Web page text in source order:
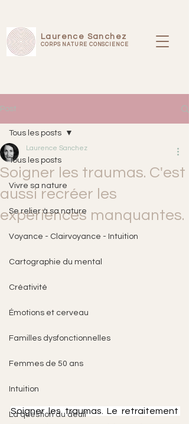
Laurence Sanchez
CORPS NATURE CONSCIENCE
Post
Tous les posts
Vivre sa nature
Se relier à sa nature
Voyance - Clairvoyance - Intuition
Cartographie du mental
Créativité
Émotions et cerveau
Familles dysfonctionnelles
Femmes de 50 ans
Intuition
La question du deuil
Tous les posts
Soigner les traumas. C'est
aussi recréer les
expériences manquantes.
Laurence Sanchez
Soigner les traumas. Le retraitement